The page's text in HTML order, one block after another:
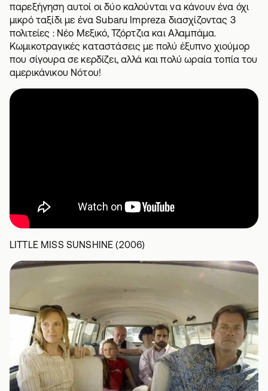
παρεξήγηση αυτοί οι δύο καλούνται να κάνουν ένα όχι
μικρό ταξίδι με ένα Subaru Impreza διασχίζοντας 3
πολιτείες : Νέο Μεξικό, Τζόρτζια και Αλαμπάμα.
Κωμικοτραγικές καταστάσεις με πολύ έξυπνο χιούμορ
που σίγουρα σε κερδίζει, αλλά και πολύ ωραία τοπία του
αμερικάνικου Νότου!
LITTLE MISS SUNSHINE (2006)